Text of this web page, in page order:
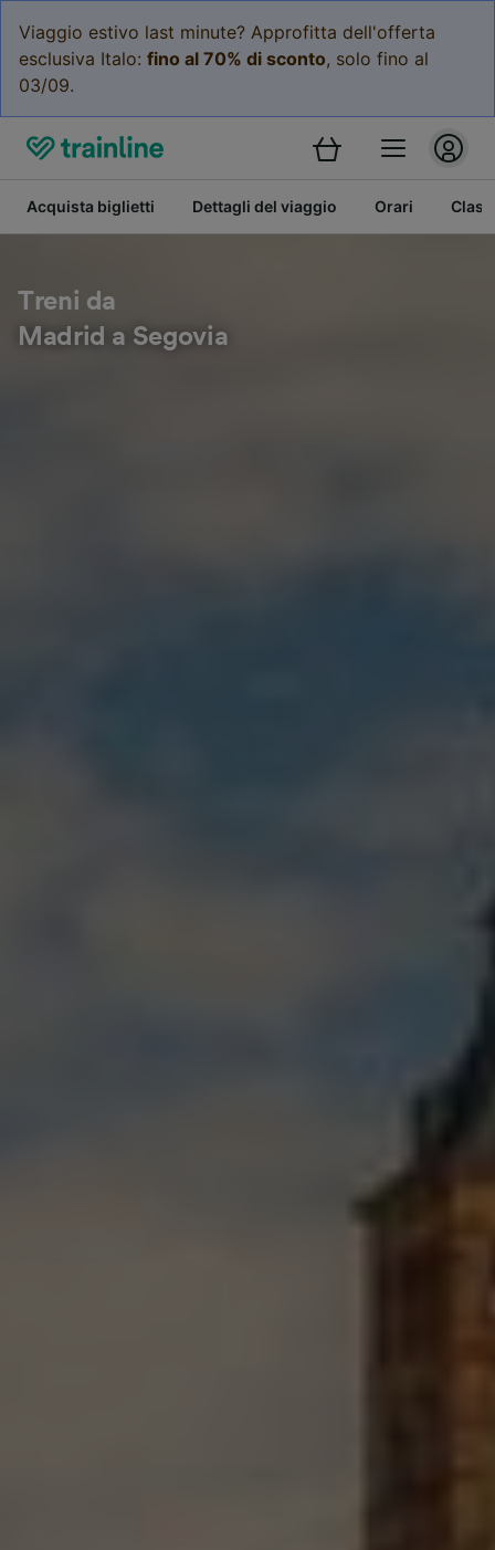
Viaggio estivo last minute? Approfitta dell'offerta
esclusiva Italo: fino al 70% di sconto, solo fino al
03/09.
Acquista biglietti Dettagli del viaggio Orari
Treni da
Madrid a Segovia